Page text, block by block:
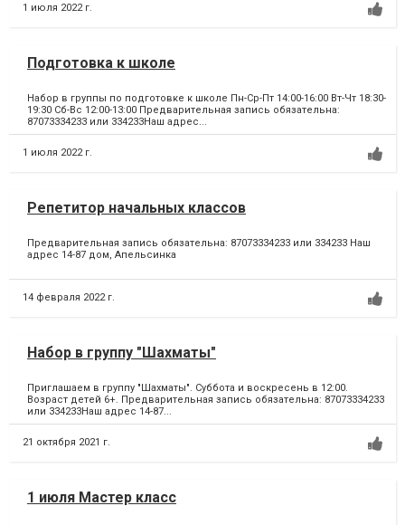
1 июля 2022 г.
Подготовка к школе
Набор в группы по подготовке к школе Пн-Ср-Пт 14:00-16:00 Вт-Чт 18:30-
19:30 Сб-Вс 12:00-13:00 Предварительная запись обязательна:
87073334233 или 334233Наш адрес...
1 июля 2022 г.
Репетитор начальных классов
Предварительная запись обязательна: 87073334233 или 334233 Наш
адрес 14-87 дом, Апельсинка
14 февраля 2022 г.
Набор в группу "Шахматы"
Приглашаем в группу "Шахматы". Суббота и воскресень в 12:00.
Возраст детей 6+. Предварительная запись обязательна: 87073334233
или 334233Наш адрес 14-87...
21 октября 2021 г.
1 июля Мастер класс